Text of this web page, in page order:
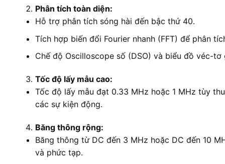
Phân tích toàn diện:
Hỗ trợ phân tích sóng hài đến bậc thứ 40.
Tích hợp biến đổi Fourier nhanh (FFT) để phân
Chế độ Oscilloscope số (DSO) và biểu đồ véc-
Tốc độ lấy mẫu cao:
Tốc độ lấy mẫu đạt 0.33 MHz hoặc 1 MHz tùy
các sự kiện động.
Băng thông rộng:
Băng thông từ DC đến 3 MHz hoặc DC đến 10
và phức tạp.